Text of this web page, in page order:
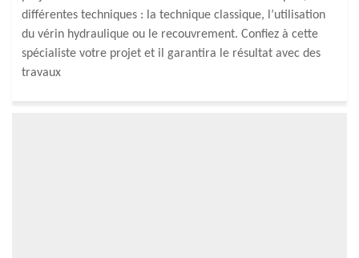
différentes techniques : la technique classique, l’utilisation
du vérin hydraulique ou le recouvrement. Confiez à cette
spécialiste votre projet et il garantira le résultat avec des
travaux